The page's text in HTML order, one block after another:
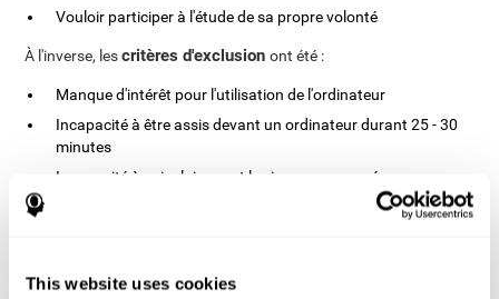
This website uses cookies
Vouloir participer à l'étude de sa propre volonté
À l'inverse, lescritères d'exclusionont été :
Manque d'intérêt pour l'utilisation de l'ordinateur
Incapacité à être assis devant un ordinateur durant 25 - 30
minutes
Incapacité à voir clairement les images sur un écran
La Misercordia University a approuvé le déroulement de l'étude.